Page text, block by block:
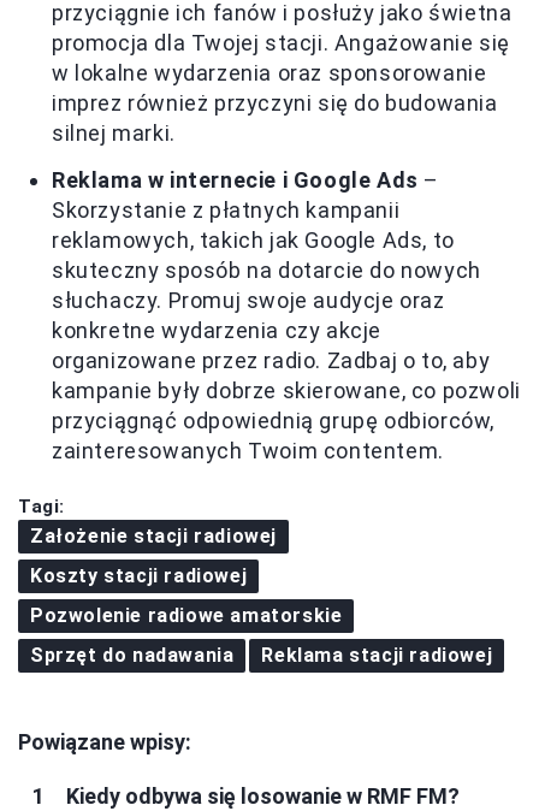
przyciągnie ich fanów i posłuży jako świetna
promocja dla Twojej stacji. Angażowanie się
w lokalne wydarzenia oraz sponsorowanie
imprez również przyczyni się do budowania
silnej marki.
Reklama w internecie i Google Ads –
Skorzystanie z płatnych kampanii
reklamowych, takich jak Google Ads, to
skuteczny sposób na dotarcie do nowych
słuchaczy. Promuj swoje audycje oraz
konkretne wydarzenia czy akcje
organizowane przez radio. Zadbaj o to, aby
kampanie były dobrze skierowane, co pozwoli
przyciągnąć odpowiednią grupę odbiorców,
zainteresowanych Twoim contentem.
Tagi:
Założenie stacji radiowej
Koszty stacji radiowej
Pozwolenie radiowe amatorskie
Sprzęt do nadawania
Reklama stacji radiowej
Powiązane wpisy:
Kiedy odbywa się losowanie w RMF FM?